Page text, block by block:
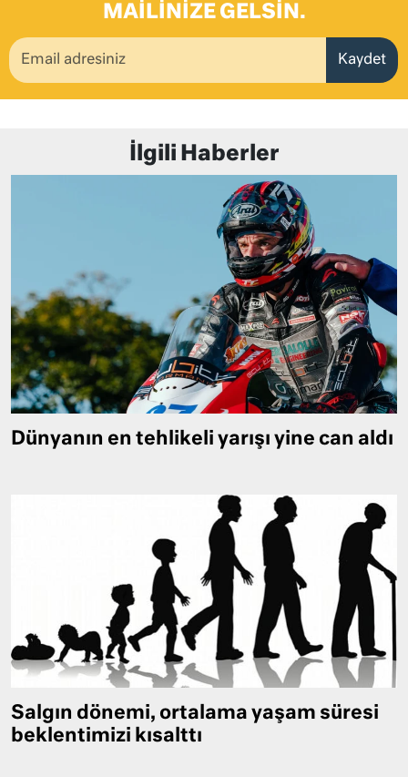
MAILINIZE GELSIN.
Kaydet
İlgili Haberler
Dünyanın en tehlikeli yarışı yine can aldı
Salgın dönemi, ortalama yaşam süresi
beklentimizi kısalttı